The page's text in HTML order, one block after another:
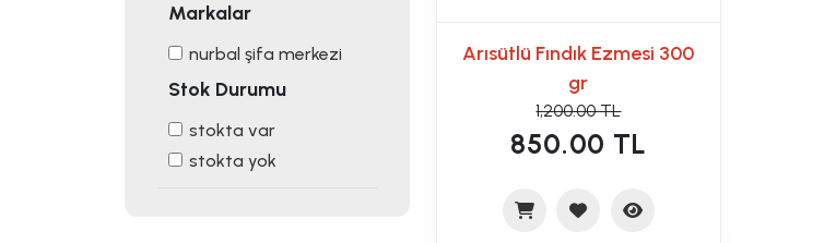
Markalar
nurbal şifa merkezi
Stok Durumu
stokta var
stokta yok
Arısütlü Fındık Ezmesi 300
gr
1,200.00 TL
850.00 TL